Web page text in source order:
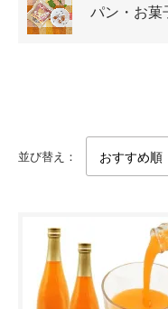
パン・お菓
並び替え：